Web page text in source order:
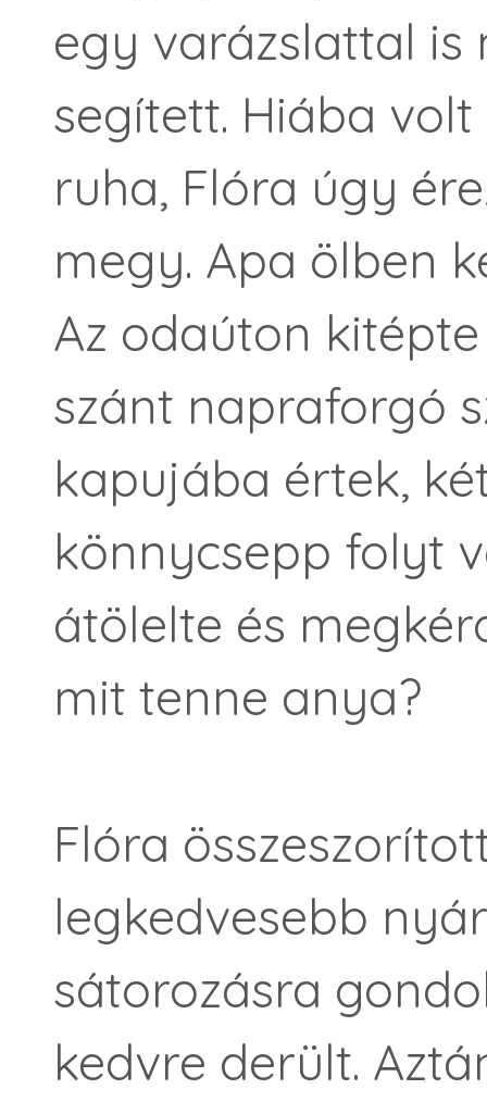
egy varázslattal is
segített. Hiába
ruha, Flóra úgy
megy. Apa ölben
Az odaúton
szánt napraforgó
kapujába értek,
könnycsepp folyt
átölelte és
mit tenne anya?
Flóra
legkedvesebb
sátorozásra
kedvre derült.